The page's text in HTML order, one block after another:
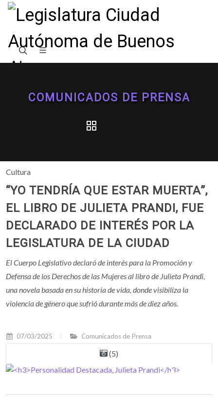
COMUNICADOS DE PRENSA
Cultura
“YO TENDRÍA QUE ESTAR MUERTA”,
EL LIBRO DE JULIETA PRANDI, FUE
DECLARADO DE INTERÉS POR LA
LEGISLATURA DE LA CIUDAD
El Cuerpo Legislativo declaró de interés para la Promoción y
Defensa de los Derechos de las Mujeres al libro de Julieta Prandi,
una novela basada en su historia de vida, donde visibiliza la
violencia de género que sufrió durante más de diez años.
07/03/2025 Comunicados de Prensa
(5)